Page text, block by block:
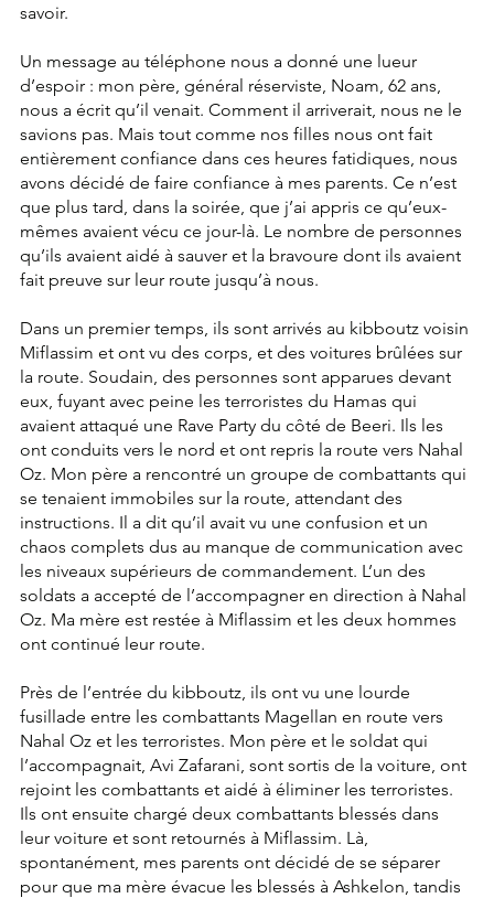
savoir.
Un message au téléphone nous a donné une lueur
d’espoir : mon père, général réserviste, Noam, 62 ans,
nous a écrit qu’il venait. Comment il arriverait, nous ne le
savions pas. Mais tout comme nos filles nous ont fait
entièrement confiance dans ces heures fatidiques, nous
avons décidé de faire confiance à mes parents. Ce n’est
que plus tard, dans la soirée, que j’ai appris ce qu’eux-
mêmes avaient vécu ce jour-là. Le nombre de personnes
qu’ils avaient aidé à sauver et la bravoure dont ils avaient
fait preuve sur leur route jusqu’à nous.
Dans un premier temps, ils sont arrivés au kibboutz voisin
Miflassim et ont vu des corps, et des voitures brûlées sur
la route. Soudain, des personnes sont apparues devant
eux, fuyant avec peine les terroristes du Hamas qui
avaient attaqué une Rave Party du côté de Beeri. Ils les
ont conduits vers le nord et ont repris la route vers Nahal
Oz. Mon père a rencontré un groupe de combattants qui
se tenaient immobiles sur la route, attendant des
instructions. Il a dit qu’il avait vu une confusion et un
chaos complets dus au manque de communication avec
les niveaux supérieurs de commandement. L’un des
soldats a accepté de l’accompagner en direction à Nahal
Oz. Ma mère est restée à Miflassim et les deux hommes
ont continué leur route.
Près de l’entrée du kibboutz, ils ont vu une lourde
fusillade entre les combattants Magellan en route vers
Nahal Oz et les terroristes. Mon père et le soldat qui
l’accompagnait, Avi Zafarani, sont sortis de la voiture, ont
rejoint les combattants et aidé à éliminer les terroristes.
Ils ont ensuite chargé deux combattants blessés dans
leur voiture et sont retournés à Miflassim. Là,
spontanément, mes parents ont décidé de se séparer
pour que ma mère évacue les blessés à Ashkelon, tandis